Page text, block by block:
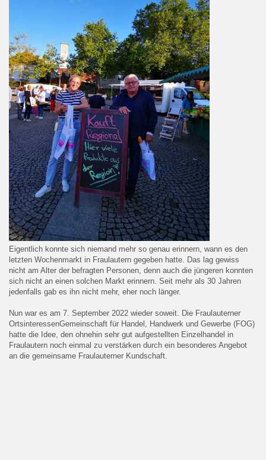
Eigentlich konnte sich niemand mehr so genau erinnern, wann es den
letzten Wochenmarkt in Fraulautern gegeben hatte. Das lag gewiss
nicht am Alter der befragten Personen, denn auch die jüngeren konnten
sich nicht an einen solchen Markt erinnern. Seit mehr als 30 Jahren
jedenfalls gab es ihn nicht mehr, eher noch länger.
Nun war es am 7. September 2022 wieder soweit. Die Fraulauterner
OrtsinteressenGemeinschaft für Handel, Handwerk und Gewerbe (FOG)
hatte die Idee, den ohnehin sehr gut aufgestellten Einzelhandel in
Fraulautern noch einmal zu verstärken durch ein besonderes Angebot
an die gemeinsame Fraulauterner Kundschaft.